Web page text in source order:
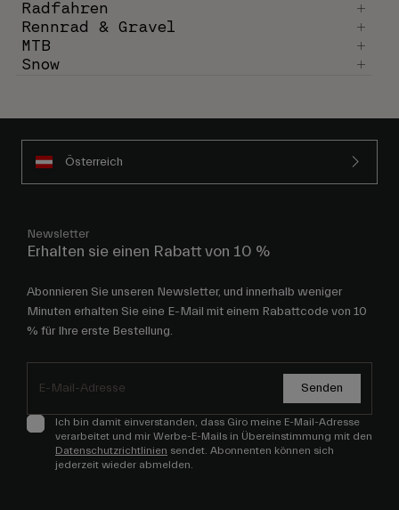
Radfahren
Rennrad & Gravel
MTB
Snow
Österreich
Newsletter
Erhalten sie einen Rabatt von 10 %
Abonnieren Sie unseren Newsletter, und innerhalb weniger
Minuten erhalten Sie eine E-Mail mit einem Rabattcode von 10
% für Ihre erste Bestellung.
Senden
Ich bin damit einverstanden, dass Giro meine E-Mail-Adresse
verarbeitet und mir Werbe-E-Mails in Übereinstimmung mit den
Datenschutzrichtlinien sendet. Abonnenten können sich
jederzeit wieder abmelden.